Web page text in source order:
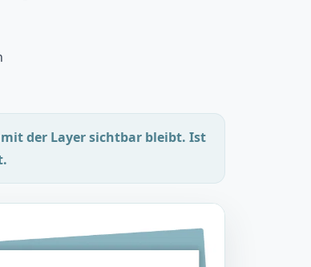
der Layer sichtbar bleibt. Ist